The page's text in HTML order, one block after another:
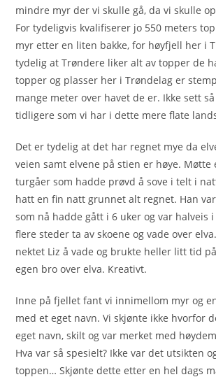
mindre myr der vi skulle gå, da vi skulle
For tydeligvis kvalifiserer jo 550 meters
myr etter en liten bakke, for høyfjell her i
tydelig at Trøndere liker alt av topper de
topper og plasser her i Trøndelag er
mange meter over havet de er. Ikke sett
tidligere som vi har i dette mere flate
Det er tydelig at det har regnet mye da
veien samt elvene på stien er høye. Møtte
turgåer som hadde prøvd å sove i telt i
hatt en fin natt grunnet alt regnet. Han
som nå hadde gått i 6 uker og var halveis
flere steder ta av skoene og vade over
nektet Liz å vade og brukte heller litt tid
egen bro over elva. Kreativt.
Inne på fjellet fant vi innimellom myr og
med et eget navn. Vi skjønte ikke hvorfor
eget navn, skilt og var merket med
Hva var så spesielt? Ikke var det utsikten
toppen… Skjønte dette etter en hel dags